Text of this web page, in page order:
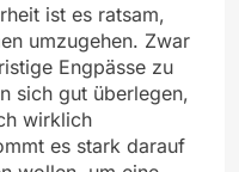
ist es ratsam,
umzugehen. Zwar
Engpässe zu
sich gut überlegen,
wirklich
es stark darauf